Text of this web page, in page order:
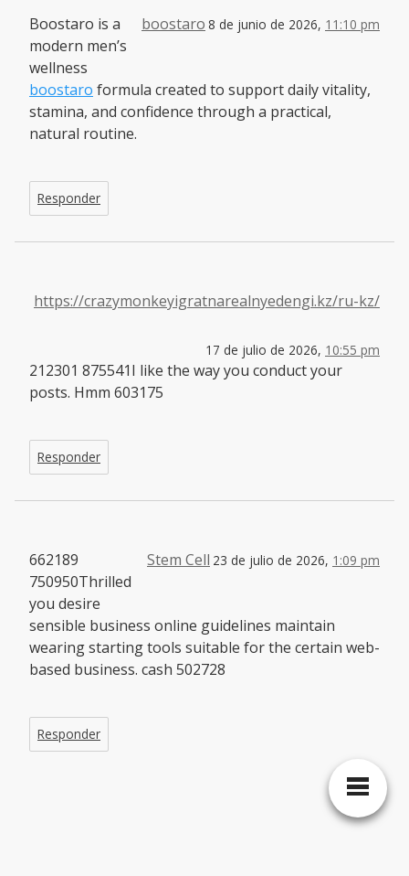
boostaro 8 de junio de 2026, 11:10 pm
Boostaro is a
modern men’s
wellness
boostaro formula created to support daily vitality,
stamina, and confidence through a practical,
natural routine.
Responder
https://crazymonkeyigratnarealnyedengi.kz/ru-kz/
17 de julio de 2026, 10:55 pm
212301 875541I like the way you conduct your
posts. Hmm 603175
Responder
Stem Cell 23 de julio de 2026, 1:09 pm
662189
750950Thrilled
you desire
sensible business online guidelines maintain
wearing starting tools suitable for the certain web-
based business. cash 502728
Responder